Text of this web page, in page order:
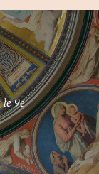
le 9e